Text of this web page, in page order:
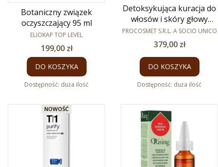
Botaniczny związek
oczyszczający 95 ml
PRODUCENT
ELIOKAP TOP LEVEL
Cena
199,00 zł
DO KOSZYKA
Dostępność: duża ilość
Detoksykująca kuracja do
włosów i skóry głowy
Purify Post T1 12 x 8ml
PRODUCENT
PROCOSMET S.R.L. A SOCIO UNICO
Cena
379,00 zł
DO KOSZYKA
Dostępność: duża ilość
NOWOŚĆ